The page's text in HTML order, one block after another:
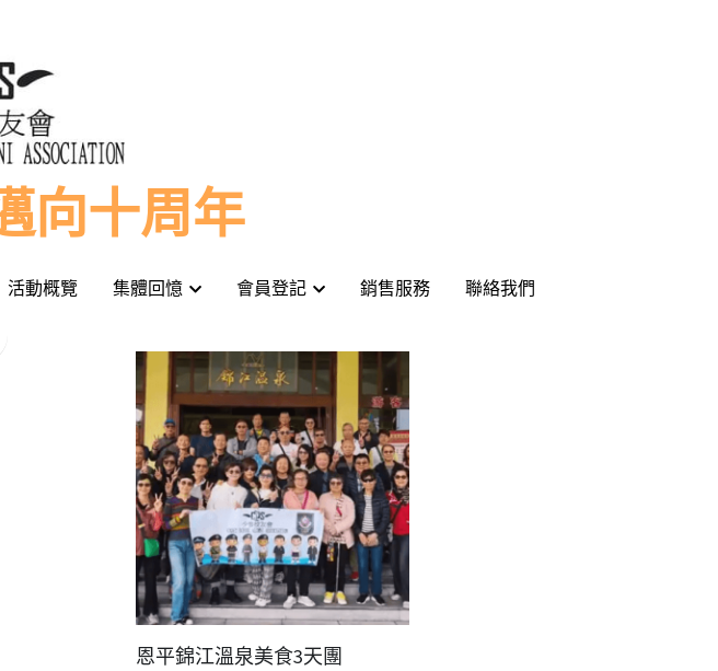
向十周年
活動概覽 集體回憶 會員登記 銷售服務 聯絡我們
向十周年
活動概覽 集體回憶 會員登記 銷售服務 聯絡我們
恩平錦江溫泉美食3天團